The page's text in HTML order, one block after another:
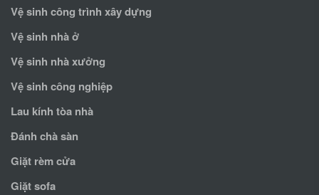
Vệ sinh công trình xây dựng
Vệ sinh nhà ở
Vệ sinh nhà xưởng
Vệ sinh công nghiệp
Lau kính tòa nhà
Đánh chà sàn
Giặt rèm cửa
Giặt sofa